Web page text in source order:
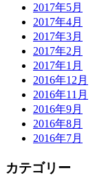
2017年5月
2017年4月
2017年3月
2017年2月
2017年1月
2016年12月
2016年11月
2016年9月
2016年8月
2016年7月
カテゴリー